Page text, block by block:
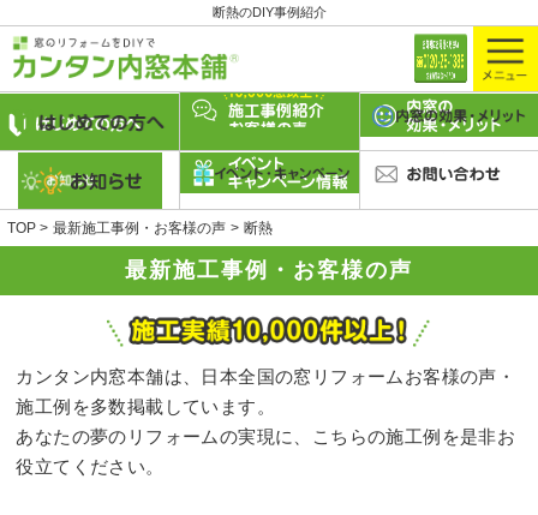
断熱のDIY事例紹介
最新施工事例・お客様の声
TOP 最新施工事例・お客様の声 断熱
カンタン内窓本舗は、日本全国の窓リフォームお客様の声・
施工例を多数掲載しています。
あなたの夢のリフォームの実現に、こちらの施工例を是非お
役立てください。